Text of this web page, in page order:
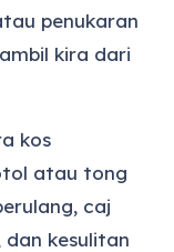
penukaran
kira dari
kos
atau tong
caj
kesulitan